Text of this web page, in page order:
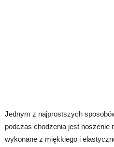
Jednym z najprostszych
podczas chodzenia jest noszenie
wykonane z miękkiego i